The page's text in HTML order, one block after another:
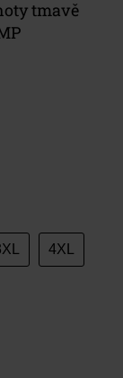
tmavě
4XL